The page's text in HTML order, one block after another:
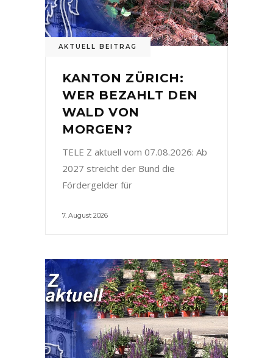
AKTUELL BEITRAG
KANTON ZÜRICH:
WER BEZAHLT DEN
WALD VON
MORGEN?
TELE Z aktuell vom 07.08.2026: Ab
2027 streicht der Bund die
Fördergelder für
7. August 2026